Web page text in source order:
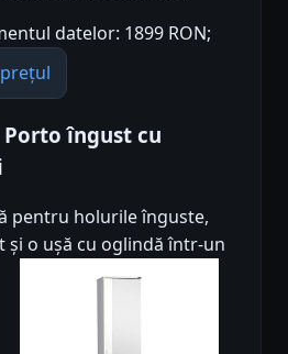
datelor: 1899 RON;
îngust cu
pentru holurile înguste,
și o ușă cu oglindă într-un